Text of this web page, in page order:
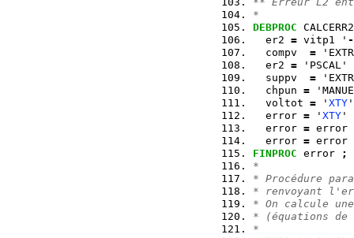
*
DEBPROC
  er2
= vitp1 ' -
  compv
=
  er2
= 'PSCAL'
  suppv
=
  chpun
=
  voltot
= ' XTY
  error
= ' XTY '
  error
= error
  error
= error
FINPROC error
;
*
* Procédure
* renvoyant
* On calcule
* (équations
*